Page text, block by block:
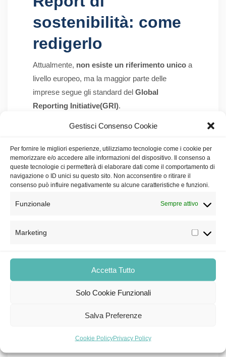
Gestisci Consenso Cookie
Per fornire le migliori esperienze, utilizziamo tecnologie come i cookie per
memorizzare e/o accedere alle informazioni del dispositivo. Il consenso a
queste tecnologie ci permetterà di elaborare dati come il comportamento di
navigazione o ID unici su questo sito. Non acconsentire o ritirare il
consenso può influire negativamente su alcune caratteristiche e funzioni.
Funzionale Sempre attivo
Marketing
Accetta Tutto
Solo Cookie Funzionali
Salva Preferenze
Cookie PolicyPrivacy Policy
sostenibilità: come
redigerlo
Attualmente, non esiste un riferimento unico a
livello europeo, ma la maggior parte delle
imprese segue gli standard del Global
Reporting Initiative(GRI).
Queste linee guida si sviluppano in sei fasi:
Mappatura degli stakeholder
Analisi di materialità interna;
Analisi di materialità esterna;
Definizione del cruscotto indicatori;
Gli standard GRI includono standard universali e
sostenibilità, vogliamo riportare un esempio